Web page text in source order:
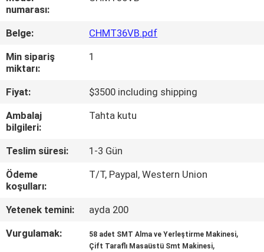
KALITE
KONTROLÜ
BIZE
ULAŞIN
HABERLER
SHOPPING
ON
LINE
numarası:
Belge:
CHMT36VB.pdf
Min sipariş
miktarı:
1
Fiyat:
$3500 including shipping
Ambalaj
bilgileri:
Tahta kutu
Teslim süresi:
1-3 Gün
Ödeme
koşulları:
T/T, Paypal, Western Union
Yetenek temini:
ayda 200
Vurgulamak:
58 adet SMT Alma ve Yerleştirme Makinesi,
Çift Taraflı Masaüstü Smt Makinesi,